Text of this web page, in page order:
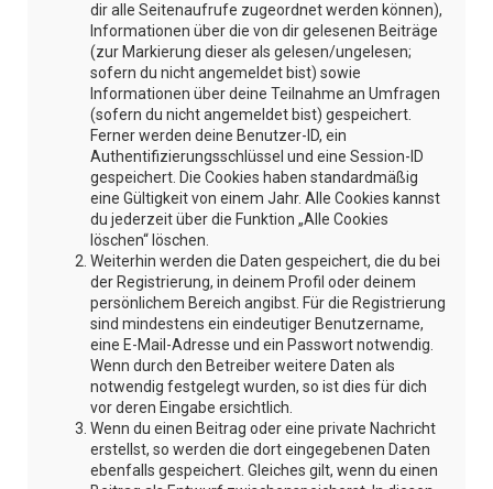
dir alle Seitenaufrufe zugeordnet werden können),
Informationen über die von dir gelesenen Beiträge
(zur Markierung dieser als gelesen/ungelesen;
sofern du nicht angemeldet bist) sowie
Informationen über deine Teilnahme an Umfragen
(sofern du nicht angemeldet bist) gespeichert.
Ferner werden deine Benutzer-ID, ein
Authentifizierungsschlüssel und eine Session-ID
gespeichert. Die Cookies haben standardmäßig
eine Gültigkeit von einem Jahr. Alle Cookies kannst
du jederzeit über die Funktion „Alle Cookies
löschen“ löschen.
Weiterhin werden die Daten gespeichert, die du bei
der Registrierung, in deinem Profil oder deinem
persönlichem Bereich angibst. Für die Registrierung
sind mindestens ein eindeutiger Benutzername,
eine E-Mail-Adresse und ein Passwort notwendig.
Wenn durch den Betreiber weitere Daten als
notwendig festgelegt wurden, so ist dies für dich
vor deren Eingabe ersichtlich.
Wenn du einen Beitrag oder eine private Nachricht
erstellst, so werden die dort eingegebenen Daten
ebenfalls gespeichert. Gleiches gilt, wenn du einen